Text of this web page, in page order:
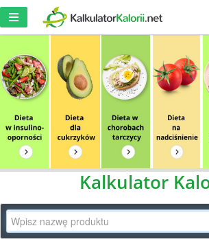
Kalkulator